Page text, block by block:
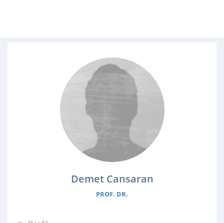
Demet Cansaran
PROF. DR.